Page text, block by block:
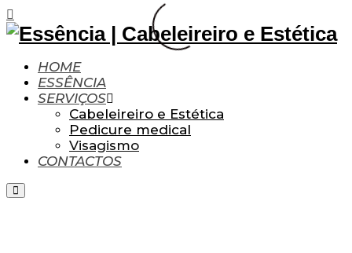
HOME
ESSÊNCIA
SERVIÇOS
Cabeleireiro e Estética
Pedicure medical
Visagismo
CONTACTOS